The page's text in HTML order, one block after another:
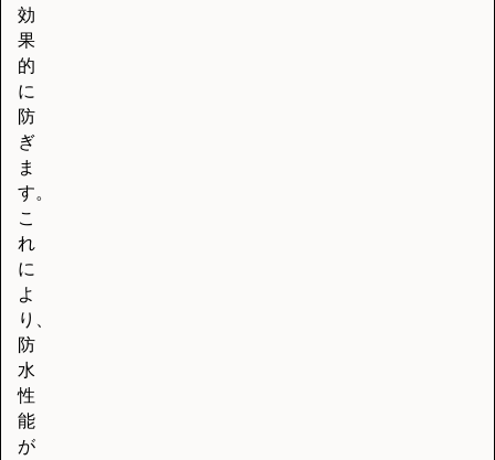
効
果
的
に
防
ぎ
ま
す。
こ
れ
に
よ
り、
防
水
性
能
が